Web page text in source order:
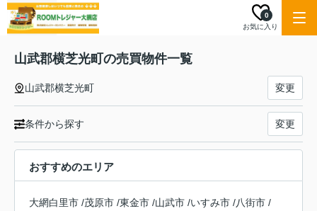
お気に入り
0
山武郡横芝光町の売買物件一覧
山武郡横芝光町 変更
条件から探す 変更
おすすめのエリア
大網白里市 /茂原市 /東金市 /山武市 /いすみ市 /八街市 /